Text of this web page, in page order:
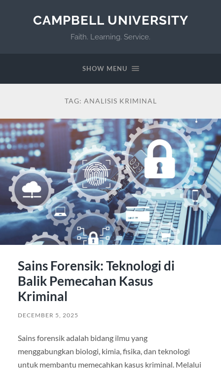
CAMPBELL UNIVERSITY
Faith. Learning. Service.
SHOW MENU
TAG: ANALISIS KRIMINAL
Sains Forensik: Teknologi di
Balik Pemecahan Kasus
Kriminal
DECEMBER 5, 2025
Sains forensik adalah bidang ilmu yang
menggabungkan biologi, kimia, fisika, dan teknologi
untuk membantu memecahkan kasus kriminal. Melalui